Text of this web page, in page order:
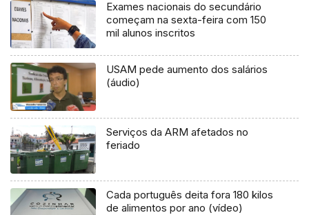
Exames nacionais do secundário
começam na sexta-feira com 150
mil alunos inscritos
USAM pede aumento dos salários
(áudio)
Serviços da ARM afetados no
feriado
Cada português deita fora 180 kilos
de alimentos por ano (vídeo)